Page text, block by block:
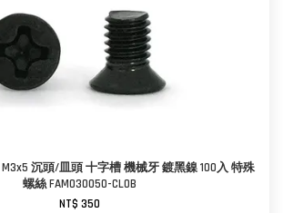
M3x5 沉頭/皿頭 十字槽 機械牙 鍍黑鎳 100入 特殊
螺絲 FAM030050-CL0B
NT$ 350